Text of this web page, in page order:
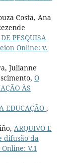
Costa, Ana
PESQUISA
Online: v.
Julianne
O
ÀS
EDUCAÇÃO ,
ARQUIVO E
difusão da
V.1